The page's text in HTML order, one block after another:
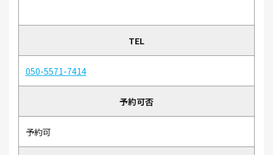
TEL
050-5571-7414
予約可否
予約可